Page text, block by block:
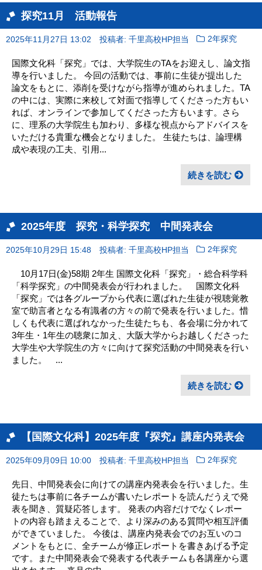
探究11月 活動報告
2025年11月27日 13:02 投稿者: 千里高校HP担当 2年探究
国際文化科「探究」では、大学院生のTAをお迎えし、論文指
導を行いました。 今回の活動では、事前に生徒が提出した
論文をもとに、添削を受けながら指導が進められました。TA
の中には、実際に来校して対面で指導してくださった方もい
れば、オンラインで参加してくださった方もいます。さら
に、理系の大学院生も加わり、多様な視点からアドバイスを
いただける貴重な機会となりました。 生徒たちは、論理構
成や表現の工夫、引用...
続きを読む
2025年度 探究・科学探究 中間発表会
2025年10月29日 15:48 投稿者: 千里高校HP担当 2年探究
10月17日(金)58期 2年生 国際文化科「探究」・総合科学科
「科学探究」の中間発表会が行われました。 国際文化科
「探究」では各グループから代表に選ばれた生徒が視聴覚教
室で助言者となる有識者の方々の前で発表を行いました。惜
しくも代表に選ばれなかった生徒たちも、各会場に分かれて
3年生・1年生の聴衆に加え、大阪大学からお越しくださった
大学生や大学院生の方々に向けて探究活動の中間発表を行い
ました。 ...
続きを読む
【国際文化科】2025年度『探究』講座内発表会
2025年09月09日 10:00 投稿者: 千里高校HP担当 2年探究
先日、中間発表会に向けての講座内発表会を行いました。生
徒たちは事前に各チームが書いたレポートを読んだうえで発
表を聞き、質疑応答します。 発表の内容だけでなくレポー
トの内容も踏まえることで、より深みのある質問や相互評価
ができていました。 今後は、講座内発表会でのお互いのコ
メントをもとに、全チームが修正レポートを書きあげる予定
です。また中間発表会で発表する代表チームも各講座から選